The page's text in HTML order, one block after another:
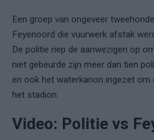
Een groep van ongeveer
Feyenoord die vuurwerk afstak
De politie riep de aanwezigen op
niet gebeurde zijn meer dan tien
en ook het waterkanon ingezet om
het stadion.
Video: Politie vs